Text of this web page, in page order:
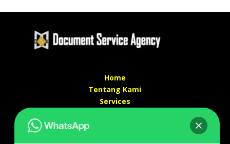
Home
Tentang Kami
Services